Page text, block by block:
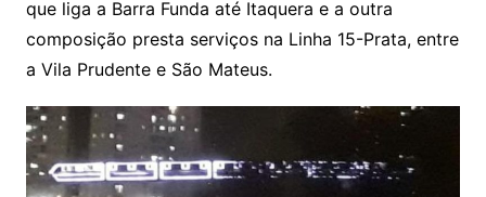
que liga a Barra Funda até Itaquera e a outra
composição presta serviços na Linha 15-Prata, entre
a Vila Prudente e São Mateus.